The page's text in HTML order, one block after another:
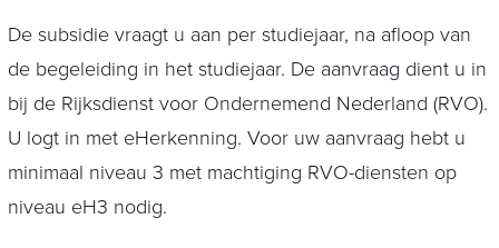
De subsidie vraagt u aan per studiejaar, na afloop van
de begeleiding in het studiejaar. De aanvraag dient u in
bij de Rijksdienst voor Ondernemend Nederland (RVO).
U logt in met eHerkenning. Voor uw aanvraag hebt u
minimaal niveau 3 met machtiging RVO-diensten op
niveau eH3 nodig.